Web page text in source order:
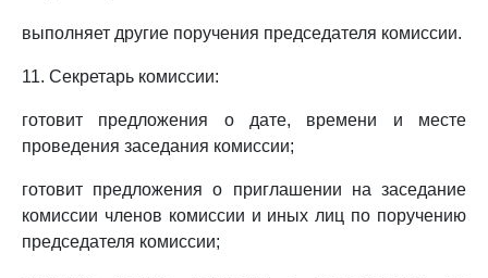
выполняет другие поручения председателя комиссии.
11. Секретарь комиссии:
готовит предложения о дате, времени и месте
проведения заседания комиссии;
готовит предложения о приглашении на заседание
комиссии членов комиссии и иных лиц по поручению
председателя комиссии;